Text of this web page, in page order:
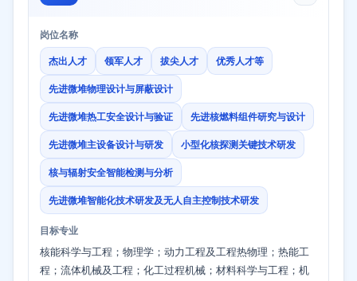
岗位名称
杰出人才 领军人才 拔尖人才 优秀人才等
先进微堆物理设计与屏蔽设计
先进微堆热工安全设计与验证 先进核燃料组件研究与设计
先进微堆主设备设计与研发 小型化核探测关键技术研发
核与辐射安全智能检测与分析
先进微堆智能化技术研发及无人自主控制技术研发
目标专业
核能科学与工程；物理学；动力工程及工程热物理；热能工
程；流体机械及工程；化工过程机械；材料科学与工程；机